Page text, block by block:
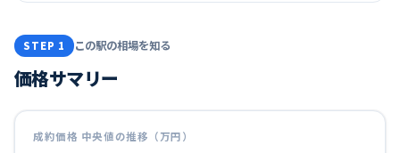
STEP 1 この駅の相場を知る
価格サマリー
成約価格 中央値の推移（万円）